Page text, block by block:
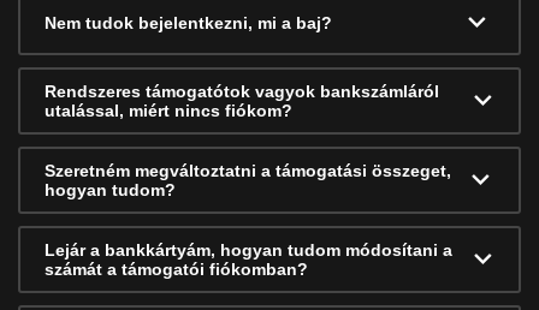
Nem tudok bejelentkezni, mi a baj?
Rendszeres támogatótok vagyok bankszámláról
utalással, miért nincs fiókom?
Szeretném megváltoztatni a támogatási összeget,
hogyan tudom?
Lejár a bankkártyám, hogyan tudom módosítani a
számát a támogatói fiókomban?